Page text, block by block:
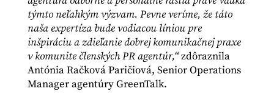
týmto neľahkým výzvam. Pevne veríme, že táto
naša expertíza bude vodiacou líniou pre
inšpiráciu a zdieľanie dobrej komunikačnej praxe
v komunite členských PR agentúr,“zdôraznila
Antónia Račková Paričiová, Senior Operations
Manager agentúry GreenTalk.